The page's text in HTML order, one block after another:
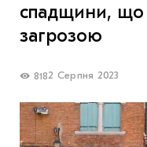
THE UKRAINIAN
спадщини, що
загрозою
8182 Серпня 2023